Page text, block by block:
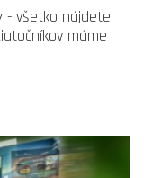
- všetko nájdete
máme